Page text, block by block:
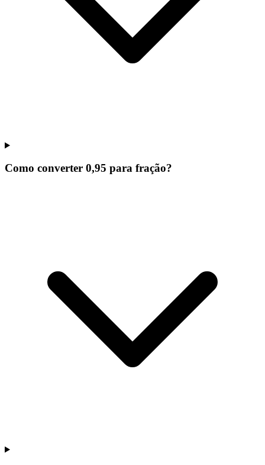
Como converter 0,95 para fração?